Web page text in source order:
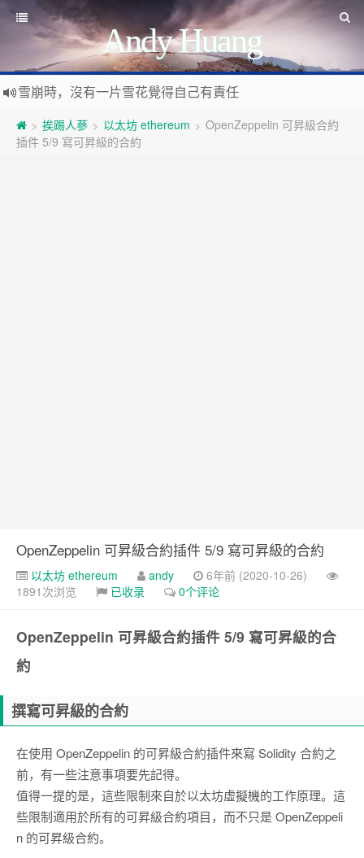
Andy Huang
雪崩時，沒有一片雪花覺得自己有責任
Stanislaw Jerzy Lec
遊戲運營
如何讓玩家一直沉迷
如何讓玩家拉幫結派
遇事不決 量子力學
> 挨踢人蔘 > 以太坊 ethereum > OpenZeppelin 可昇級合約
插件 5/9 寫可昇級的合約
OpenZeppelin 可昇級合約插件 5/9 寫可昇級的合約
以太坊 ethereum andy
6年前 (2020-10-26)
1891次浏览
已收录 0个评论
OpenZeppelin 可昇級合約插件 5/9 寫可昇級的合
約
撰寫可昇級的合約
在使用 OpenZeppelin 的可昇級合約插件來寫 Solidity 合約之
前，有一些注意事項要先記得。
值得一提的是，這些限制來自於以太坊虛擬機的工作原理。這
些限制適用於所有的可昇級合約項目，而不只是 OpenZeppeli
n 的可昇級合約。